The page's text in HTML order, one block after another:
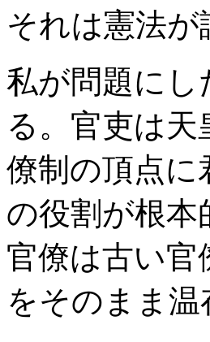
それは憲法
私が問題に
る。官吏は
僚制の頂点に
の役割が根
官僚は古い
をそのまま